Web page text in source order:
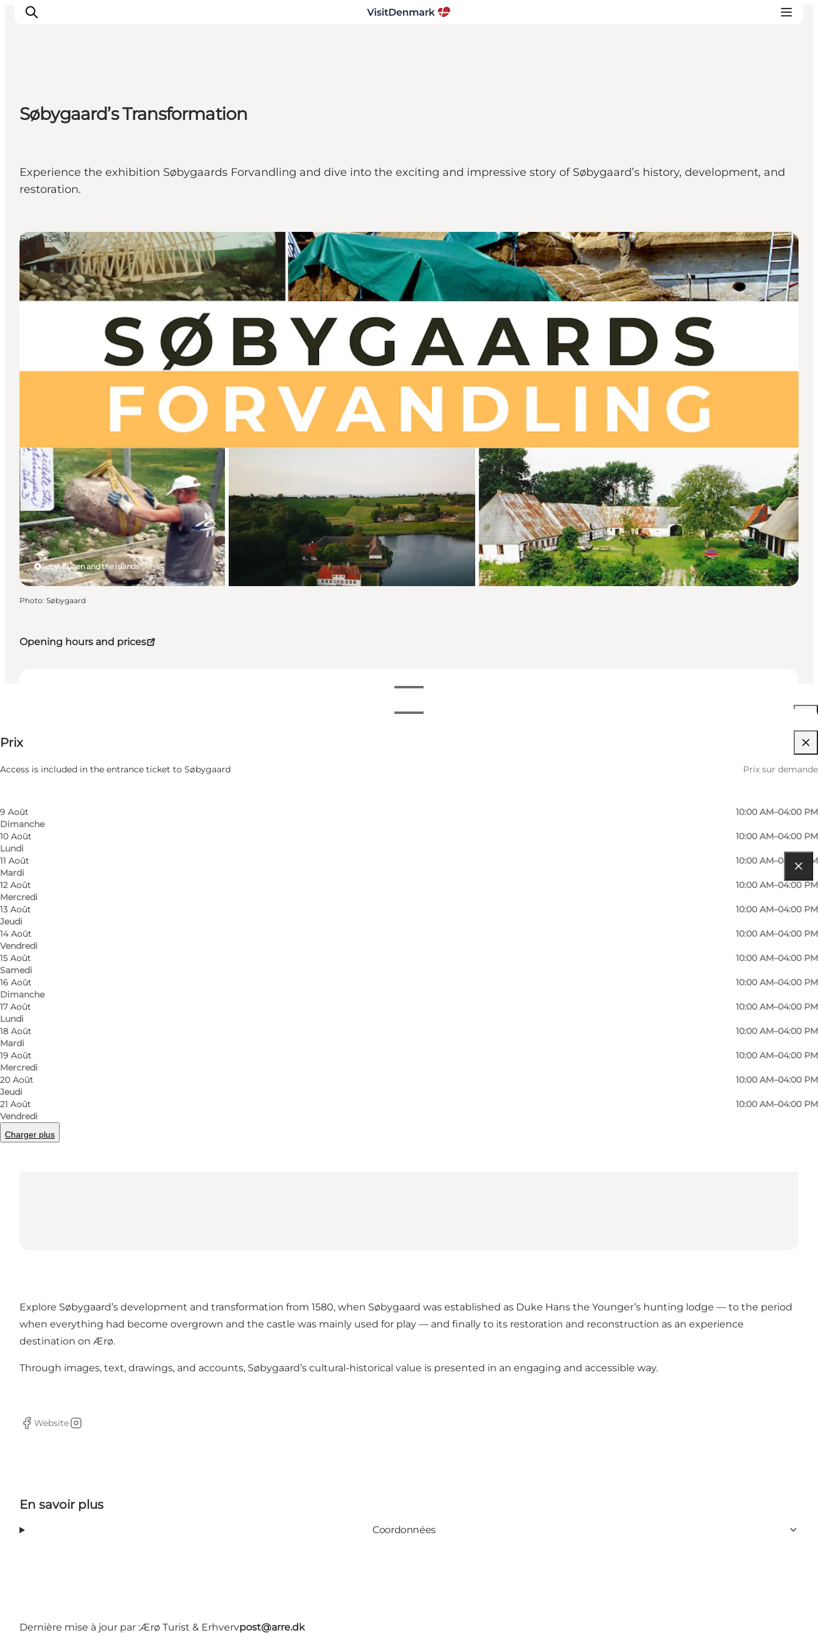
Inspirations
Destinations
Planifiez votre voyage
Søbygaard’s Transformation
Experience the exhibition Søbygaards Forvandling and dive into the exciting and impressive story of Søbygaard’s history, development, and
restoration.
Opening hours and prices
Filtrer par mois
Vendredi
10:00 AM–04:00 PM
9 Août
Dimanche
10:00 AM–04:00 PM
10 Août
Lundi
10:00 AM–04:00 PM
11 Août
Mardi
10:00 AM–04:00 PM
12 Août
Mercredi
10:00 AM–04:00 PM
13 Août
Jeudi
10:00 AM–04:00 PM
14 Août
Vendredi
10:00 AM–04:00 PM
15 Août
Samedi
10:00 AM–04:00 PM
16 Août
Dimanche
10:00 AM–04:00 PM
17 Août
Lundi
10:00 AM–04:00 PM
18 Août
Mardi
10:00 AM–04:00 PM
19 Août
Mercredi
10:00 AM–04:00 PM
20 Août
Jeudi
10:00 AM–04:00 PM
21 Août
Vendredi
10:00 AM–04:00 PM
Charger plus
Prix
Access is included in the entrance ticket to Søbygaard Prix sur demande
Søby, Funen and the Islands
Events
Photo: Søbygaard
Explore Søbygaard’s development and transformation from 1580, when Søbygaard was established as Duke Hans the Younger’s hunting lodge — to the period
when everything had become overgrown and the castle was mainly used for play — and finally to its restoration and reconstruction as an experience
destination on Ærø.
Through images, text, drawings, and accounts, Søbygaard’s cultural-historical value is presented in an engaging and accessible way.
Facebook
Website
Instagram
En savoir plus
Coordonnées
Dernière mise à jour par :Ærø Turist & Erhvervpost@arre.dk